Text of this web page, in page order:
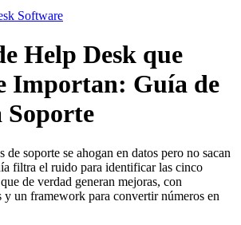
Software
Help Desk que
Importan: Guía de
soporte se ahogan en datos pero no sacan
filtra el ruido para identificar las cinco
de verdad generan mejoras, con
y un framework para convertir números en